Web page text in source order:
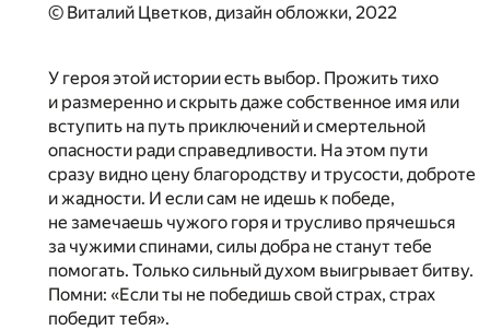
© Виталий Цветков, дизайн обложки, 2022
У героя этой истории есть выбор. Прожить тихо
и размеренно и скрыть даже собственное имя или
вступить на путь приключений и смертельной
опасности ради справедливости. На этом пути
сразу видно цену благородству и трусости, доброте
и жадности. И если сам не идешь к победе,
не замечаешь чужого горя и трусливо прячешься
за чужими спинами, силы добра не станут тебе
помогать. Только сильный духом выигрывает битву.
Помни: «Если ты не победишь свой страх, страх
победит тебя».